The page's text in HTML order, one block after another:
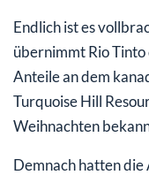
Oyu Tolgoi:
Mein Fazit für Sie
Endlich ist es
übernimmt Rio
Anteile an dem
Turquoise Hill
Weihnachten
Demnach hatten